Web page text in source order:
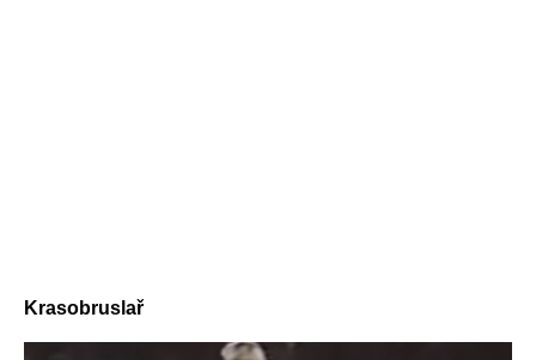
Krasobruslař